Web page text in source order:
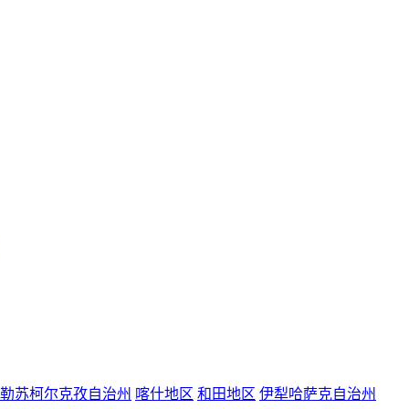
苏柯尔克孜自治州 喀什地区 和田地区 伊犁哈萨克自治州